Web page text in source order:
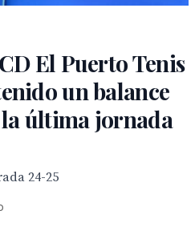
El Puerto Tenis
un balance
última jornada
24-25